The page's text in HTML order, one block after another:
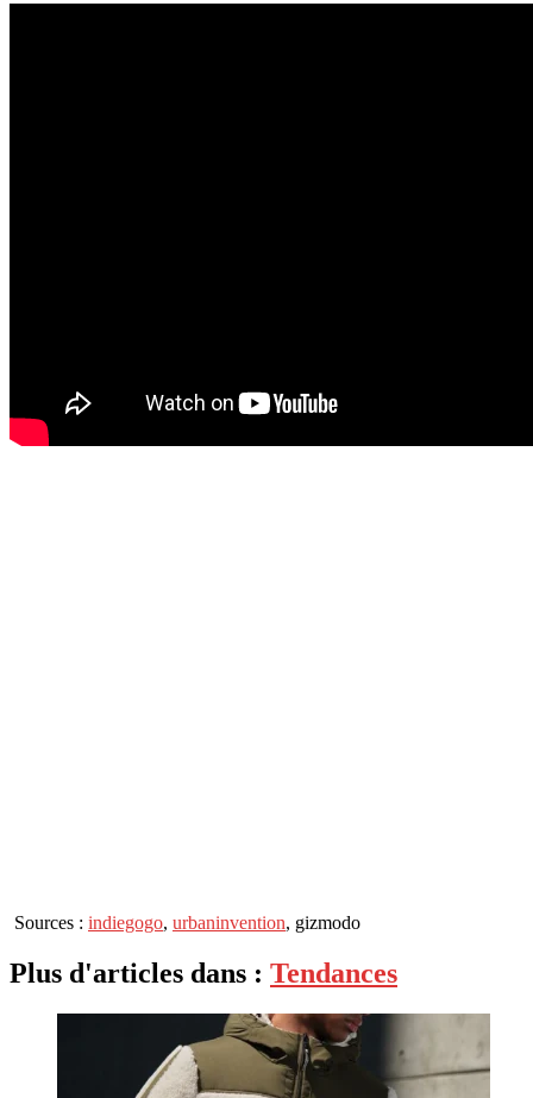
Sources : indiegogo, urbaninvention, gizmodo
Plus d'articles dans : Tendances